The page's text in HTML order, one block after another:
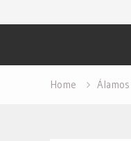
Home Álamos